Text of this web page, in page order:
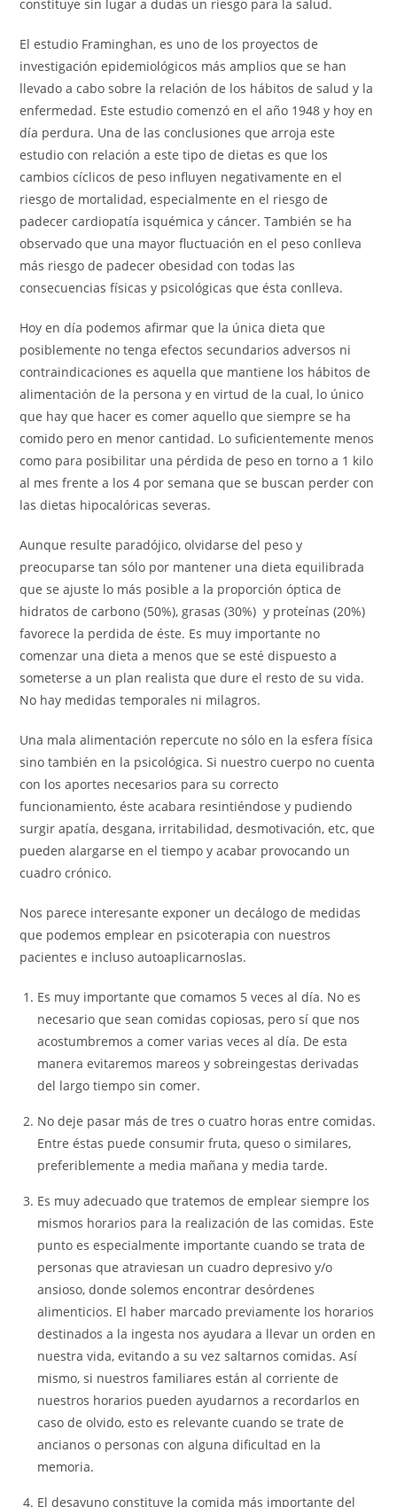
constituye sin lugar a dudas un riesgo para la salud.
El estudio Framinghan, es uno de los proyectos de
investigación epidemiológicos más amplios que se han
llevado a cabo sobre la relación de los hábitos de salud y la
enfermedad. Este estudio comenzó en el año 1948 y hoy en
día perdura. Una de las conclusiones que arroja este
estudio con relación a este tipo de dietas es que los
cambios cíclicos de peso influyen negativamente en el
riesgo de mortalidad, especialmente en el riesgo de
padecer cardiopatía isquémica y cáncer. También se ha
observado que una mayor fluctuación en el peso conlleva
más riesgo de padecer obesidad con todas las
consecuencias físicas y psicológicas que ésta conlleva.
Hoy en día podemos afirmar que la única dieta que
posiblemente no tenga efectos secundarios adversos ni
contraindicaciones es aquella que mantiene los hábitos de
alimentación de la persona y en virtud de la cual, lo único
que hay que hacer es comer aquello que siempre se ha
comido pero en menor cantidad. Lo suficientemente menos
como para posibilitar una pérdida de peso en torno a 1 kilo
al mes frente a los 4 por semana que se buscan perder con
las dietas hipocalóricas severas.
Aunque resulte paradójico, olvidarse del peso y
preocuparse tan sólo por mantener una dieta equilibrada
que se ajuste lo más posible a la proporción óptica de
hidratos de carbono (50%), grasas (30%) y proteínas (20%)
favorece la perdida de éste. Es muy importante no
comenzar una dieta a menos que se esté dispuesto a
someterse a un plan realista que dure el resto de su vida.
No hay medidas temporales ni milagros.
Una mala alimentación repercute no sólo en la esfera física
sino también en la psicológica. Si nuestro cuerpo no cuenta
con los aportes necesarios para su correcto
funcionamiento, éste acabara resintiéndose y pudiendo
surgir apatía, desgana, irritabilidad, desmotivación, etc, que
pueden alargarse en el tiempo y acabar provocando un
cuadro crónico.
Nos parece interesante exponer un decálogo de medidas
que podemos emplear en psicoterapia con nuestros
pacientes e incluso autoaplicarnoslas.
Es muy importante que comamos 5 veces al día. No es
necesario que sean comidas copiosas, pero sí que nos
acostumbremos a comer varias veces al día. De esta
manera evitaremos mareos y sobreingestas derivadas
del largo tiempo sin comer.
No deje pasar más de tres o cuatro horas entre comidas.
Entre éstas puede consumir fruta, queso o similares,
preferiblemente a media mañana y media tarde.
Es muy adecuado que tratemos de emplear siempre los
mismos horarios para la realización de las comidas. Este
punto es especialmente importante cuando se trata de
personas que atraviesan un cuadro depresivo y/o
ansioso, donde solemos encontrar desórdenes
alimenticios. El haber marcado previamente los horarios
destinados a la ingesta nos ayudara a llevar un orden en
nuestra vida, evitando a su vez saltarnos comidas. Así
mismo, si nuestros familiares están al corriente de
nuestros horarios pueden ayudarnos a recordarlos en
caso de olvido, esto es relevante cuando se trate de
ancianos o personas con alguna dificultad en la
memoria.
El desayuno constituye la comida más importante del